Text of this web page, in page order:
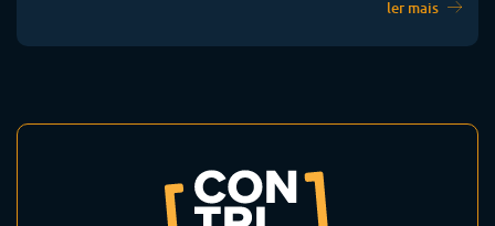
ler mais